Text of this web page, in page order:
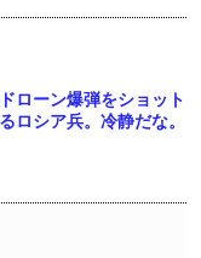
ローン爆弾をショット
ロシア兵。冷静だな。